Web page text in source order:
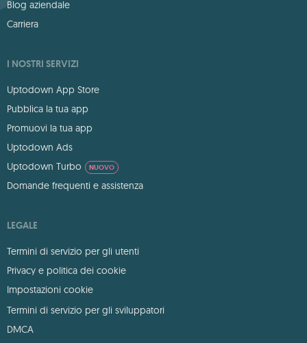
Blog aziendale
Carriera
I NOSTRI SERVIZI
Uptodown App Store
Pubblica la tua app
Promuovi la tua app
Uptodown Ads
Uptodown Turbo
NUOVO
Domande frequenti e assistenza
LEGALE
Termini di servizio per gli utenti
Privacy e politica dei cookie
Impostazioni cookie
Termini di servizio per gli sviluppatori
DMCA